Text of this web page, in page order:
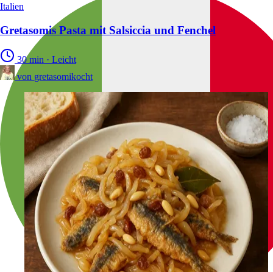
Italien
Gretasomis Pasta mit Salsiccia und Fenchel
30 min · Leicht
von gretasomikocht